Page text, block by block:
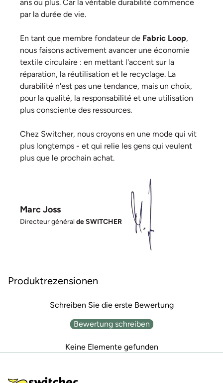
ans ou plus. Car la véritable durabilité commence
par la durée de vie.
En tant que membre fondateur de Fabric Loop,
nous faisons activement avancer une économie
textile circulaire : en mettant l'accent sur la
réparation, la réutilisation et le recyclage. La
durabilité n'est pas une tendance, mais un choix,
pour la qualité, la responsabilité et une utilisation
plus consciente des ressources.
Chez Switcher, nous croyons en une mode qui vit
plus longtemps - et qui relie les gens qui veulent
plus que le prochain achat.
Marc Joss
Directeur général de SWITCHER
Produktrezensionen
Schreiben Sie die erste Bewertung
Bewertung schreiben
Keine Elemente gefunden